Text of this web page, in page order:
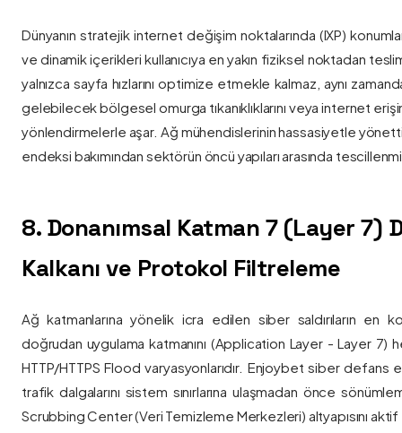
Dünyanın stratejik internet değişim noktalarında (IXP)
ve dinamik içerikleri kullanıcıya en yakın fiziksel noktadan
yalnızca sayfa hızlarını optimize etmekle kalmaz, aynı
gelebilecek bölgesel omurga tıkanıklıklarını veya internet
yönlendirmelerle aşar. Ağ mühendislerinin hassasiyetle
endeksi bakımından sektörün öncü yapıları arasında
8. Donanımsal Katman 7 (Layer 7)
Kalkanı ve Protokol Filtreleme
Ağ katmanlarına yönelik icra edilen siber saldırıların en
doğrudan uygulama katmanını (Application Layer - Layer 7)
HTTP/HTTPS Flood varyasyonlarıdır. Enjoybet siber
trafik dalgalarını sistem sınırlarına ulaşmadan önce
Scrubbing Center (Veri Temizleme Merkezleri) altyapısını